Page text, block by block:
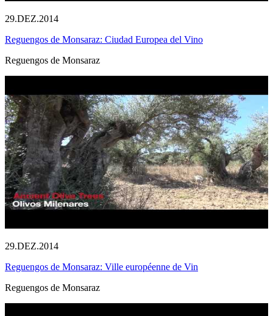
29.DEZ.2014
Reguengos de Monsaraz: Ciudad Europea del Vino
Reguengos de Monsaraz
29.DEZ.2014
Reguengos de Monsaraz: Ville européenne de Vin
Reguengos de Monsaraz